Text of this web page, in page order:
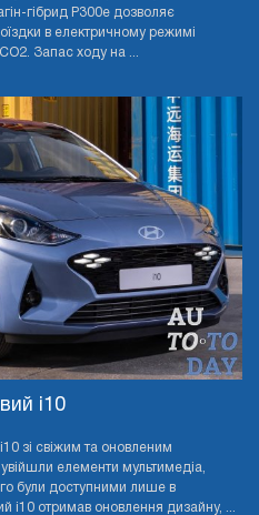
гібрид P300e дозволяє
в електричному режимі
Запас ходу на ...
i10
зі свіжим та оновленим
елементи мультимедіа,
були доступними лише в
i10 отримав оновлення дизайну, ...